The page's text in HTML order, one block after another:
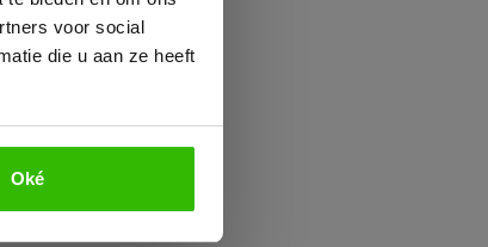
voor social
die u aan ze heeft
Oké
de